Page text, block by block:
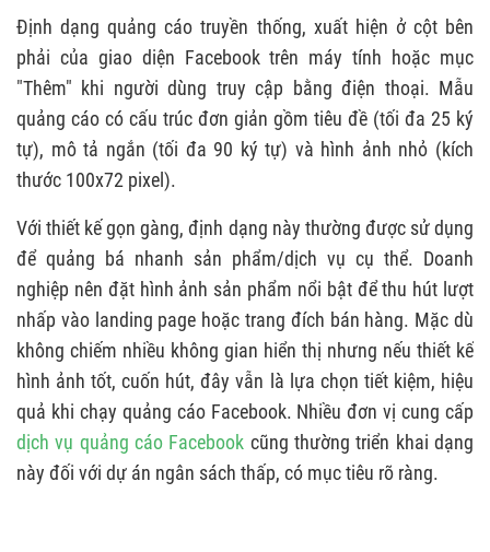
QUẢNG CÁO
4.1. Cách bật/tắt chiến dịch Facebook Ads
4.2. Cách xóa chiến dịch quảng cáo Facebook
5. CẤU TRÚC THIẾT LẬP QUẢNG CÁO TRONG
FACEBOOK ADS MANAGER
5.2. Cấp nhóm quảng cáo
5.3. Cấp quảng cáo
6. CHẠY QUẢNG CÁO FACEBOOK HIỆU QUẢ
6.1. Tối ưu hình ảnh quảng cáo
6.2. Ưu tiên định dạng quảng cáo bài viết
6.3. Tập trung bài viết có tương tác cao
Định dạng quảng cáo truyền thống, xuất hiện ở cột bên
phải của giao diện Facebook trên máy tính hoặc mục
"Thêm" khi người dùng truy cập bằng điện thoại. Mẫu
quảng cáo có cấu trúc đơn giản gồm tiêu đề (tối đa 25 ký
tự), mô tả ngắn (tối đa 90 ký tự) và hình ảnh nhỏ (kích
thước 100x72 pixel).
Với thiết kế gọn gàng, định dạng này thường được sử dụng
để quảng bá nhanh sản phẩm/dịch vụ cụ thể. Doanh
nghiệp nên đặt hình ảnh sản phẩm nổi bật để thu hút lượt
nhấp vào landing page hoặc trang đích bán hàng. Mặc dù
không chiếm nhiều không gian hiển thị nhưng nếu thiết kế
hình ảnh tốt, cuốn hút, đây vẫn là lựa chọn tiết kiệm, hiệu
quả khi chạy quảng cáo Facebook. Nhiều đơn vị cung cấp
dịch vụ quảng cáo Facebook cũng thường triển khai dạng
này đối với dự án ngân sách thấp, có mục tiêu rõ ràng.